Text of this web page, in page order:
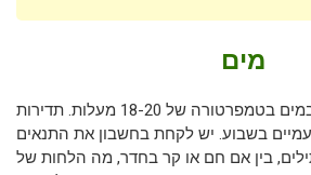
מים
השקה שתילי עגבניות במים בטמפרטורה של 18-20 מעלות. תדירות
בשבוע. יש לקחת בחשבון את התנאים
בין אם חם או קר בחדר, מה הלחות של